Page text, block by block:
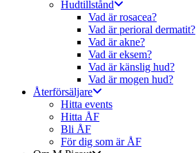
Hudtillstånd
Vad är rosacea?
Vad är perioral dermatit?
Vad är akne?
Vad är eksem?
Vad är känslig hud?
Vad är mogen hud?
Återförsäljare
Hitta events
Hitta ÅF
Bli ÅF
För dig som är ÅF